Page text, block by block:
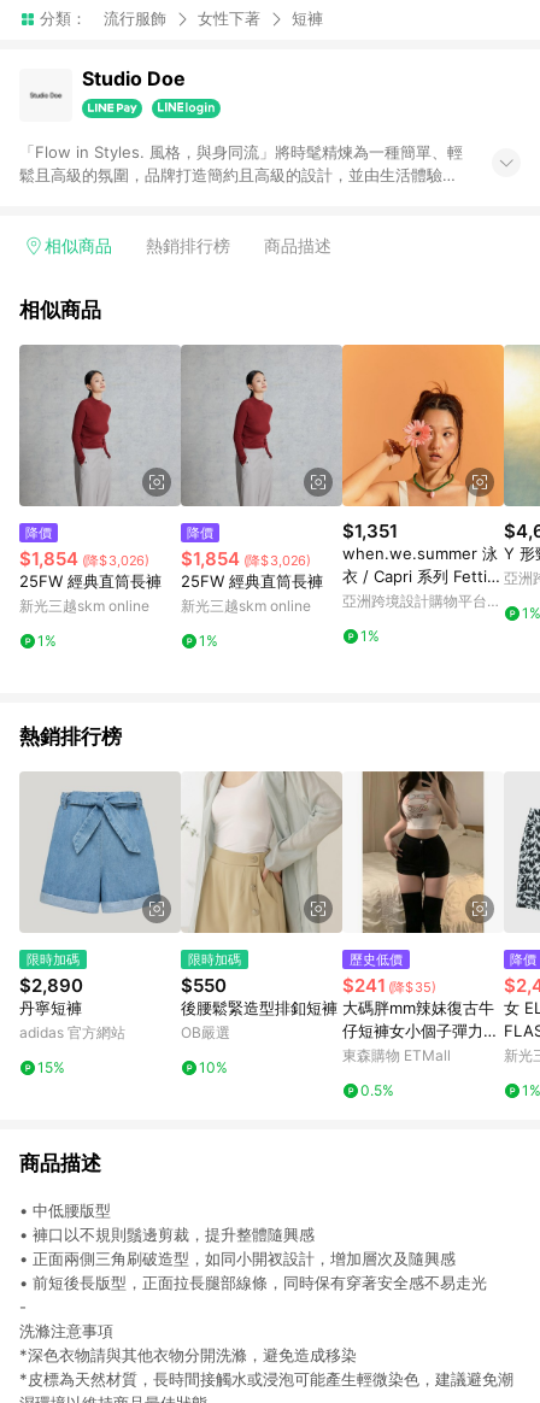
分類： 流行服飾 女性下著 短褲
Studio Doe
「Flow in Styles. ⾵格，與⾝同流」將時髦精煉為⼀種簡單、輕
鬆且⾼級的氛圍，品牌打造簡約且高級的設計，並由生活體驗融
鳴。相似商品 熱銷排行榜 商品描述
相似商品
降價
$1,854 (降$3,026)
25FW 經典直筒長褲
新光三越skm online
1%
降價
$1,854 (降$3,026)
25FW 經典直筒長褲
新光三越skm online
1%
$1,351
when.we.summer 泳
衣 / Capri 系列 Fetti
文胸（僅上衣）
亞洲跨境設計購物平台
1%
Y 形
亞洲
1%
熱銷排行榜
限時加碼
$2,890
丹寧短褲
adidas 官方網站
15%
限時加碼
$550
後腰鬆緊造型排釦短褲
OB嚴選
10%
歷史低價
$241 (降$35)
大碼胖mm辣妹復古牛
仔短褲女小個子彈力梨
型身材遮胯a字包臀熱
東森購物 ETMall
0.5%
降價
女
新光
1%
商品描述
• 中低腰版型
• 褲口以不規則鬚邊剪裁，提升整體隨興感
• 正面兩側三角刷破造型，如同小開衩設計，增加層次及隨興感
• 前短後長版型，正面拉長腿部線條，同時保有穿著安全感不易走光
-
洗滌注意事項
*深色衣物請與其他衣物分開洗滌，避免造成移染
*皮標為天然材質，長時間接觸水或浸泡可能產生輕微染色，建議避免潮